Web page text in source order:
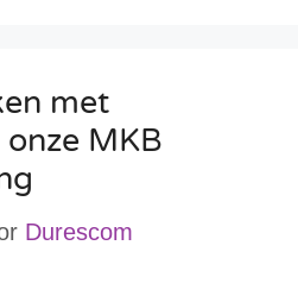
met
MKB
Durescom